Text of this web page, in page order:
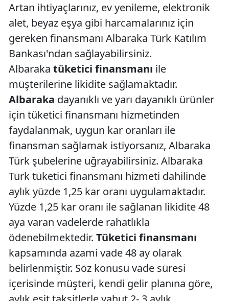
Artan ihtiyaçlarınız, ev yenileme, elektronik
alet, beyaz eşya gibi harcamalarınız için
gereken finansmanı Albaraka Türk Katılım
Bankası'ndan sağlayabilirsiniz.
Albaraka tüketici finansmanı ile
müşterilerine likidite sağlamaktadır.
Albaraka dayanıklı ve yarı dayanıklı ürünler
için tüketici finansmanı hizmetinden
faydalanmak, uygun kar oranları ile
finansman sağlamak istiyorsanız, Albaraka
Türk şubelerine uğrayabilirsiniz. Albaraka
Türk tüketici finansmanı hizmeti dahilinde
aylık yüzde 1,25 kar oranı uygulamaktadır.
Yüzde 1,25 kar oranı ile sağlanan likidite 48
aya varan vadelerde rahatlıkla
ödenebilmektedir. Tüketici finansmanı
kapsamında azami vade 48 ay olarak
belirlenmiştir. Söz konusu vade süresi
içerisinde müşteri, kendi gelir planına göre,